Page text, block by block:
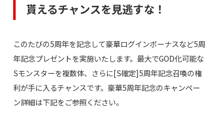
貰えるチャンスを見逃すな！
このたびの5周年を記念して豪華ログインボーナスなど5周
年記念プレゼントを実施いたします。最大でGOD化可能な
Sモンスターを複数体、さらに[S確定]5周年記念召喚の権
利が手に入るチャンスです。豪華5周年記念のキャンペー
ン詳細は下記をご参照ください。